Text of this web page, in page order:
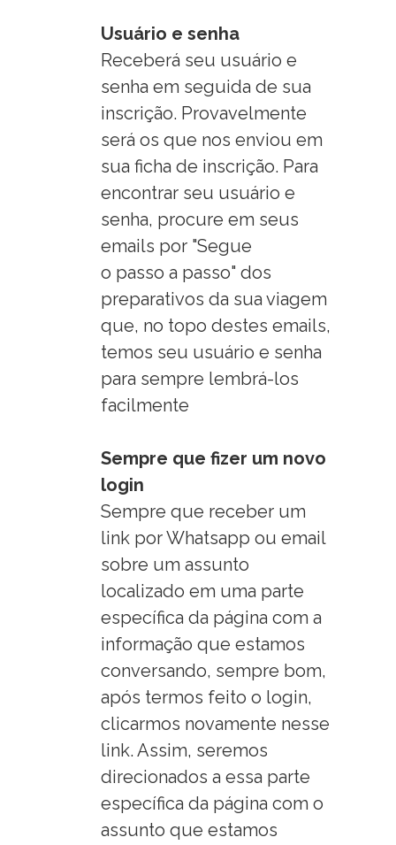
Usuário e senha
Receberá seu usuário e
senha em seguida de sua
inscrição. Provavelmente
será os que nos enviou em
sua ficha de inscrição. Para
encontrar seu usuário e
senha, procure em seus
emails por "Segue
o passo a passo" dos
preparativos da sua viagem
que, no topo destes emails,
temos seu usuário e senha
para sempre lembrá-los
facilmente
Sempre que fizer um novo
login
Sempre que receber um
link por Whatsapp ou email
sobre um assunto
localizado em uma parte
específica da página com a
informação que estamos
conversando, sempre bom,
após termos feito o login,
clicarmos novamente nesse
link. Assim, seremos
direcionados a essa parte
específica da página com o
assunto que estamos